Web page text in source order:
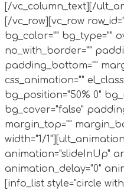
[/vc_column_text][/
[/vc_row][vc_row
bg_color="" bg_type=""
no_with_border=""
padding_bottom=""
css_animation=""
bg_position="50% 0"
bg_cover="false"
margin_top=""
width="1/
animation="slideInUp"
animation_delay="0"
[info_list style="circle